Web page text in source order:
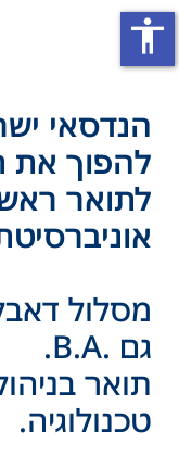
הנדסאי
להפוך את
לתואר
מסלול
גם .B.A.
תואר
טכנולוגיה.
accessibility